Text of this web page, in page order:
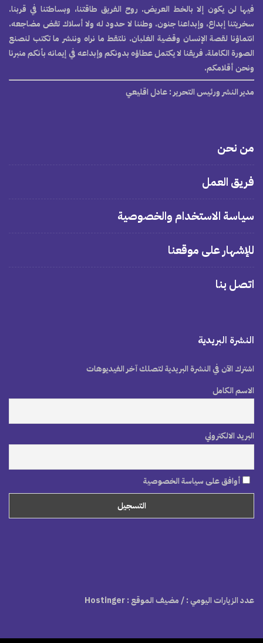
فيها لن يكون إلا بالخط العريض. روح الفريق طاقتنا، وبساطتنا في قربنا.
سخريتنا إبداع، وإبداعنا جنون. وطننا لا حدود له ولا أسلاك تقض مضاجعه.
انتماؤنا لقصة الإنسان وقضية الغلبان. نلتقط ما نراه وننشر ما تكتب لنصنع
الصورة الكاملة. فريقنا لا يكتمل عطاؤه بدونكم وإبداعه في إيمانه بأنكم منبرنا
ونحن أقلامكم.
مدير النشر ورئيس التحرير : عادل اقليعي
من نحن
فريق العمل
سياسة الاستخدام والخصوصية
للإشهار على موقعنا
اتصل بنا
النشرة البريدية
اشترك الآن في النشرة البريدية لتصلك آخر الفيديوهات
الاسم الكامل
البريد الالكتروني
أوافق على سياسة الخصوصية
عدد الزيارات اليومي :/ مضيف الموقع : Hostinger